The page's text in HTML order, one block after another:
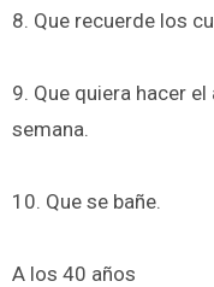
8. Que recuerde los
9. Que quiera hacer
semana.
10. Que se bañe.
A los 40 años